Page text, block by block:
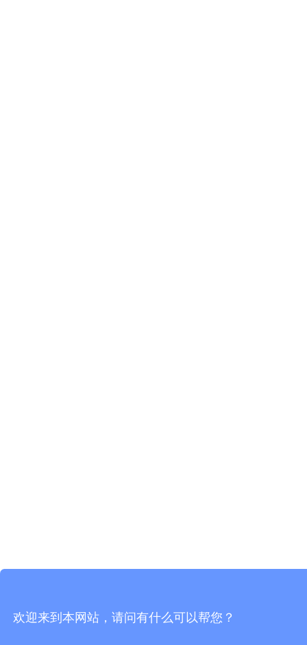
欢迎来到本网站，请问有什么可以帮您？